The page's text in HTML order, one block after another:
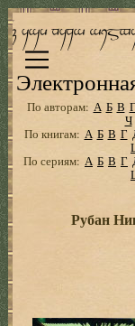
По авторам: А Б В Г
Ч
По книгам: А Б В Г
По сериям: А Б В Г
Рубан